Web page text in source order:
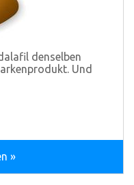
denselben
Und
»